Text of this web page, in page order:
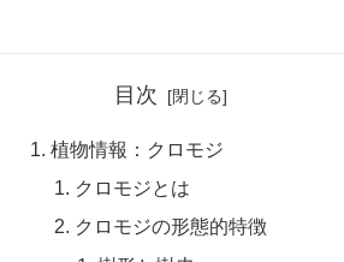
目次
植物情報：クロモジ
クロモジとは
クロモジの形態的特徴